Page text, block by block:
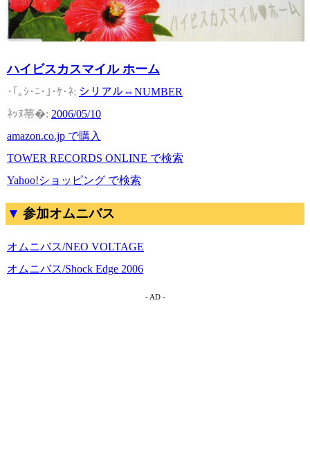
ハイビスカスマイル ホーム
シリアル⇔NUMBER
2006/05/10
amazon.co.jp で購入
TOWER RECORDS ONLINE で検索
Yahoo!ショッピング で検索
参加オムニバス
オムニバス/NEO VOLTAGE
オムニバス/Shock Edge 2006
- AD -